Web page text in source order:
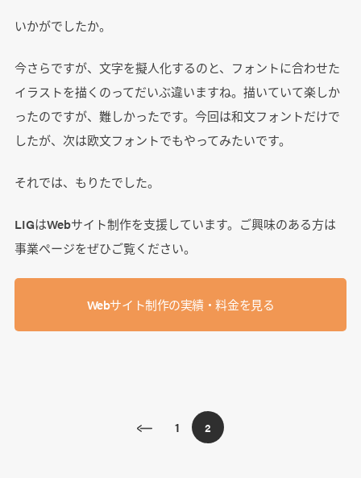
いかがでしたか。
今さらですが、文字を擬人化するのと、フォントに合わせた
イラストを描くのってだいぶ違いますね。描いていて楽しか
ったのですが、難しかったです。今回は和文フォントだけで
したが、次は欧文フォントでもやってみたいです。
それでは、もりたでした。
LIGはWebサイト制作を支援しています。ご興味のある方は
事業ぺージをぜひご覧ください。
Webサイト制作の実績・料金を見る
1 2